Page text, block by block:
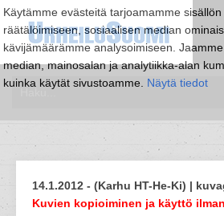
Käytämme evästeitä tarjoamamme
räätälöimiseen, sosiaalisen median
kävijämäärämme analysoimiseen.
median, mainosalan ja analytiikka-alan
kuinka käytät sivustoamme. Näytä tiedot
14.1.2012 - (Karhu HT-He-Ki) |
Kuvien kopioiminen ja käyttö